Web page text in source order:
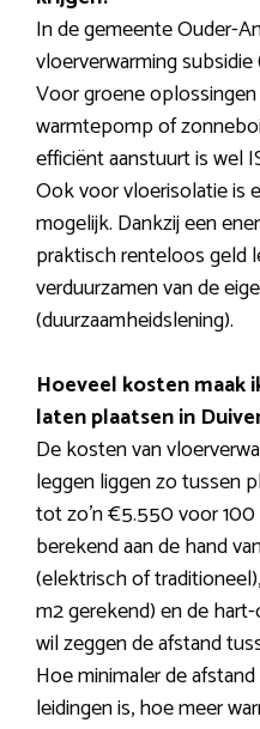
In de gemeente Ouder-
vloerverwarming
Voor groene
warmtepomp of
efficiënt aanstuurt is wel
Ook voor vloerisolatie is
mogelijk. Dankzij een
praktisch renteloos geld
verduurzamen van de
(duurzaamheidslening).
Hoeveel kosten maak
laten plaatsen in
De kosten van
leggen liggen zo tussen
tot zo’n €5.550 voor
berekend aan de hand
(elektrisch of
m2 gerekend) en de
wil zeggen de afstand
Hoe minimaler de
leidingen is, hoe meer